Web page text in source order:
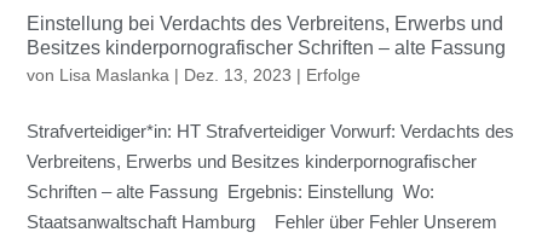
Einstellung bei Verdachts des Verbreitens, Erwerbs und
Besitzes kinderpornografischer Schriften – alte Fassung
von Lisa Maslanka | Dez. 13, 2023 | Erfolge
Strafverteidiger*in: HT Strafverteidiger Vorwurf: Verdachts des
Verbreitens, Erwerbs und Besitzes kinderpornografischer
Schriften – alte Fassung Ergebnis: Einstellung Wo:
Staatsanwaltschaft Hamburg Fehler über Fehler Unserem